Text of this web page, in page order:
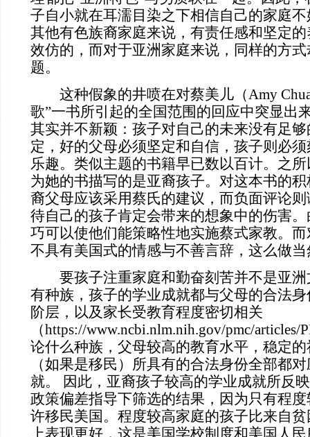
子自小就在耳濡目染之下相信自己的家庭
其他有色族裔家庭来说，有责任感和坚定
效仿的，而对于亚洲家庭来说，同样的方
题。
这种假象的井喷在对蔡美儿（Amy Chua
歌”一书所引起的全国范围的回应中突显出
其实并不新颖：孩子对自己的未来没有足
定，好的父母必须坚定和自信，孩子则必
乐趣。类似主题的书籍早已数以百计。之
为她的书描写的是亚裔孩子。对这本书的
裔父母应该采用蔡氏的建议，而负面评论
待自己的孩子肯定会带来的想象中的伤害
巧可以使他们能策略性地实施蔡式家教。
不具有美国式的情感与不善言辞，这么做
要孩子注重家庭和勤奋刻苦并不是亚洲
有种族，孩子的学业成就都与父母的合法
阶层，以及家长受教育程度密切相关
（https://www.ncbi.nlm.nih.gov/pmc/articles/
论什么种族，父母较高的教育水平，稳定
（如果是移民）所具有的合法身份全部都
就。 因此，亚裔孩子较高的学业成就所反
政策偏差指导下筛选的结果，因为只有程
许移民美国。程度较高家庭的孩子比来自
上表现更好，这是美国学校制度和美国人